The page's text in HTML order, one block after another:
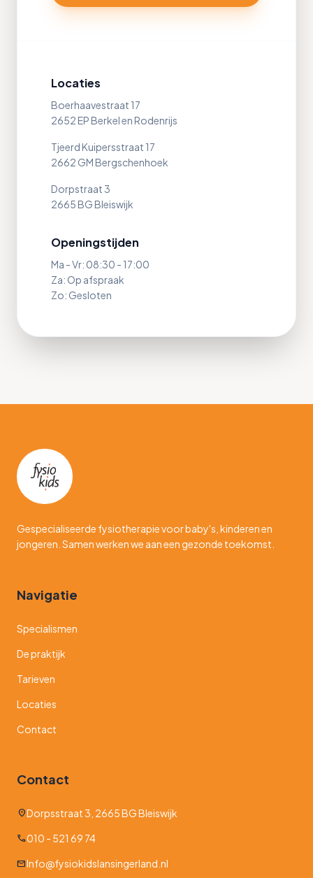
Locaties
Boerhaavestraat 17
2652 EP Berkel en Rodenrijs
Tjeerd Kuipersstraat 17
2662 GM Bergschenhoek
Dorpstraat 3
2665 BG Bleiswijk
Openingstijden
Ma - Vr: 08:30 - 17:00
Za: Op afspraak
Zo: Gesloten
Gespecialiseerde fysiotherapie voor baby's, kinderen en
jongeren. Samen werken we aan een gezonde toekomst.
Navigatie
Specialismen
De praktijk
Tarieven
Locaties
Contact
Contact
location_onDorpsstraat 3, 2665 BG Bleiswijk
call010 - 521 69 74
mailInfo@fysiokidslansingerland.nl